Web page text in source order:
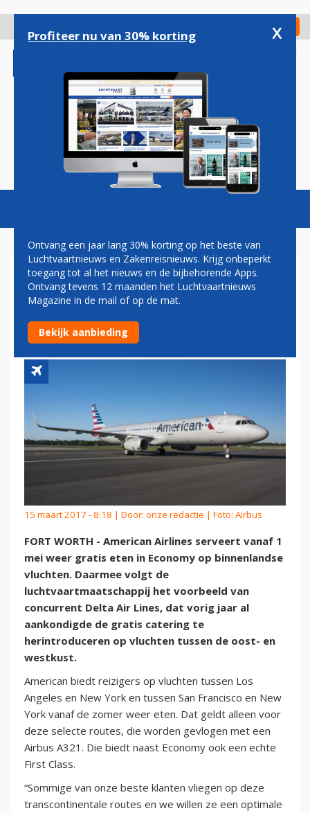
gaan
Check in
Magazine Podcasts Vacatures
AMERICAN AIRLINES BRENGT
GRATIS ETEN TERUG AAN
BOORD
15 maart 2017 - 8:18 | Door: onze redactie | Foto: Airbus
FORT WORTH - American Airlines serveert vanaf 1
mei weer gratis eten in Economy op binnenlandse
vluchten. Daarmee volgt de
luchtvaartmaatschappij het voorbeeld van
concurrent Delta Air Lines, dat vorig jaar al
aankondigde de gratis catering te
herintroduceren op vluchten tussen de oost- en
westkust.
American biedt reizigers op vluchten tussen Los
Angeles en New York en tussen San Francisco en New
York vanaf de zomer weer eten. Dat geldt alleen voor
deze selecte routes, die worden gevlogen met een
Airbus A321. Die biedt naast Economy ook een echte
First Class.
“Sommige van onze beste klanten vliegen op deze
transcontinentale routes en we willen ze een optimale
Profiteer nu van 30% korting x
Ontvang een jaar lang 30% korting op het beste van
Luchtvaartnieuws en Zakenreisnieuws. Krijg onbeperkt
toegang tot al het nieuws en de bijbehorende Apps.
Ontvang tevens 12 maanden het Luchtvaartnieuws
Magazine in de mail of op de mat.
Bekijk aanbieding